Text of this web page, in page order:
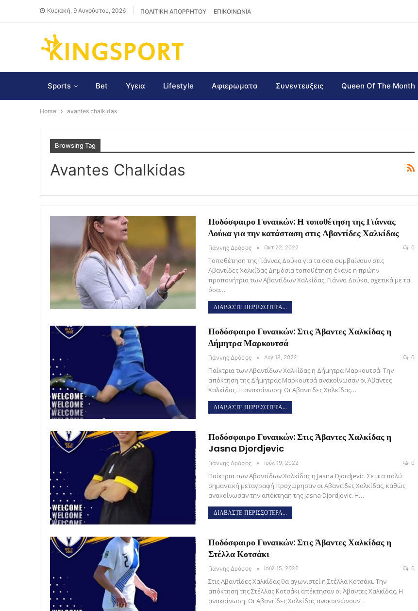
Κυριακή, 9 Αυγούστου, 2026 ΠΟΛΙΤΙΚΗ ΑΠΟΡΡΗΤΟΥ ΕΠΙΚΟΙΝΩΝΙΑ
Sports Bet Υγεια Lifestyle Αφιερωματα Συνεντευξεις Queen Of The Month
Home avantes chalkidas
Browsing Tag
Avantes Chalkidas
Ποδόσφαιρο Γυναικών: Η τοποθέτηση της Γιάννας
Δούκα για την κατάσταση στις Αβαντίδες Χαλκίδας
Γιάννης Δρόσος Οκτ 22, 2022 0
Τοποθέτηση της Γιάννας Δούκα για τα όσα συμβαίνουν στις
Αβαντίδες Χαλκίδας Δημόσια τοποθέτηση έκανε η πρώην
προπονήτρια των Αβαντίδων Χαλκίδας, Γιάννα Δούκα, σχετικά με τα
όσα…
ΔΙΑΒΑΣΤΕ ΠΕΡΙΣΣΟΤΕΡΑ...
Ποδόσφαιρο Γυναικών: Στις Άβαντες Χαλκίδας η
Δήμητρα Μαρκουτσά
Γιάννης Δρόσος Αυγ 18, 2022 0
Παίκτρια των Αβαντίδων Χαλκίδας η Δήμητρα Μαρκουτσά. Την
απόκτηση της Δήμητρας Μαρκουτσά ανακοίνωσαν οι Άβαντες
Χαλκίδας. Η ανακοίνωση: Οι Αβαντιδες Χαλκίδας…
ΔΙΑΒΑΣΤΕ ΠΕΡΙΣΣΟΤΕΡΑ...
Ποδόσφαιρο Γυναικών: Στις Άβαντες Χαλκίδας η
Jasna Djordjevic
Γιάννης Δρόσος Ιούλ 19, 2022 0
Παίκτρια των Αβαντίδων Χαλκίδας η Jasna Djordjevic. Σε μια πολύ
σημαντική μεταγραφή προχώρησαν οι Αβαντίδες Χαλκίδας, καθώς
ανακοίνωσαν την απόκτηαη της Jasna Djordjevic. Η…
ΔΙΑΒΑΣΤΕ ΠΕΡΙΣΣΟΤΕΡΑ...
Ποδόσφαιρο Γυναικών: Στις Άβαντες Χαλκίδας η
Στέλλα Κοτσάκι
Γιάννης Δρόσος Ιούλ 15, 2022 0
Στις Αβαντίδες Χαλκίδας θα αγωνιστεί η Στέλλα Κοτσάκι. Την
απόκτηση της Στέλλας Κοτσάκι απέκτησαν οι Άβαντες Χαλκίδας. Η
ανακοίνωση: Οι Αβαντίδες Χαλκίδας ανακοινώνουν…